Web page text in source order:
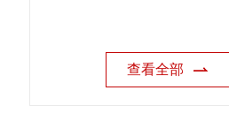
查看全部